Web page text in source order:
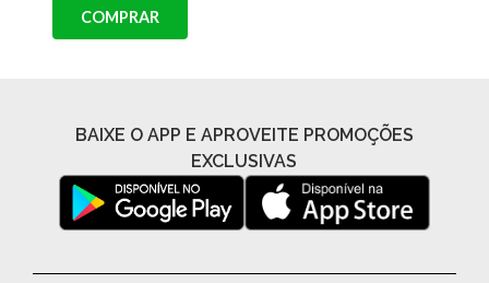
COMPRAR
BAIXE O APP E APROVEITE PROMOÇÕES
EXCLUSIVAS